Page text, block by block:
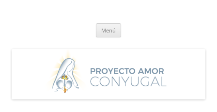
Menú